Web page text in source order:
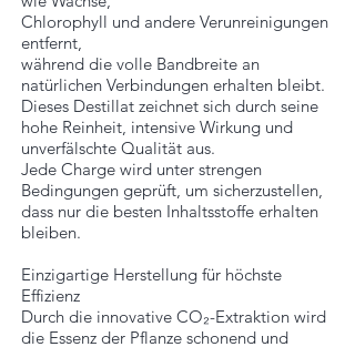
Chlorophyll und andere Verunreinigungen
entfernt,
während die volle Bandbreite an
natürlichen Verbindungen erhalten bleibt.
Dieses Destillat zeichnet sich durch seine
hohe Reinheit, intensive Wirkung und
unverfälschte Qualität aus.
Jede Charge wird unter strengen
Bedingungen geprüft, um sicherzustellen,
dass nur die besten Inhaltsstoffe erhalten
bleiben.
Einzigartige Herstellung für höchste
Effizienz
Durch die innovative CO₂-Extraktion wird
die Essenz der Pflanze schonend und